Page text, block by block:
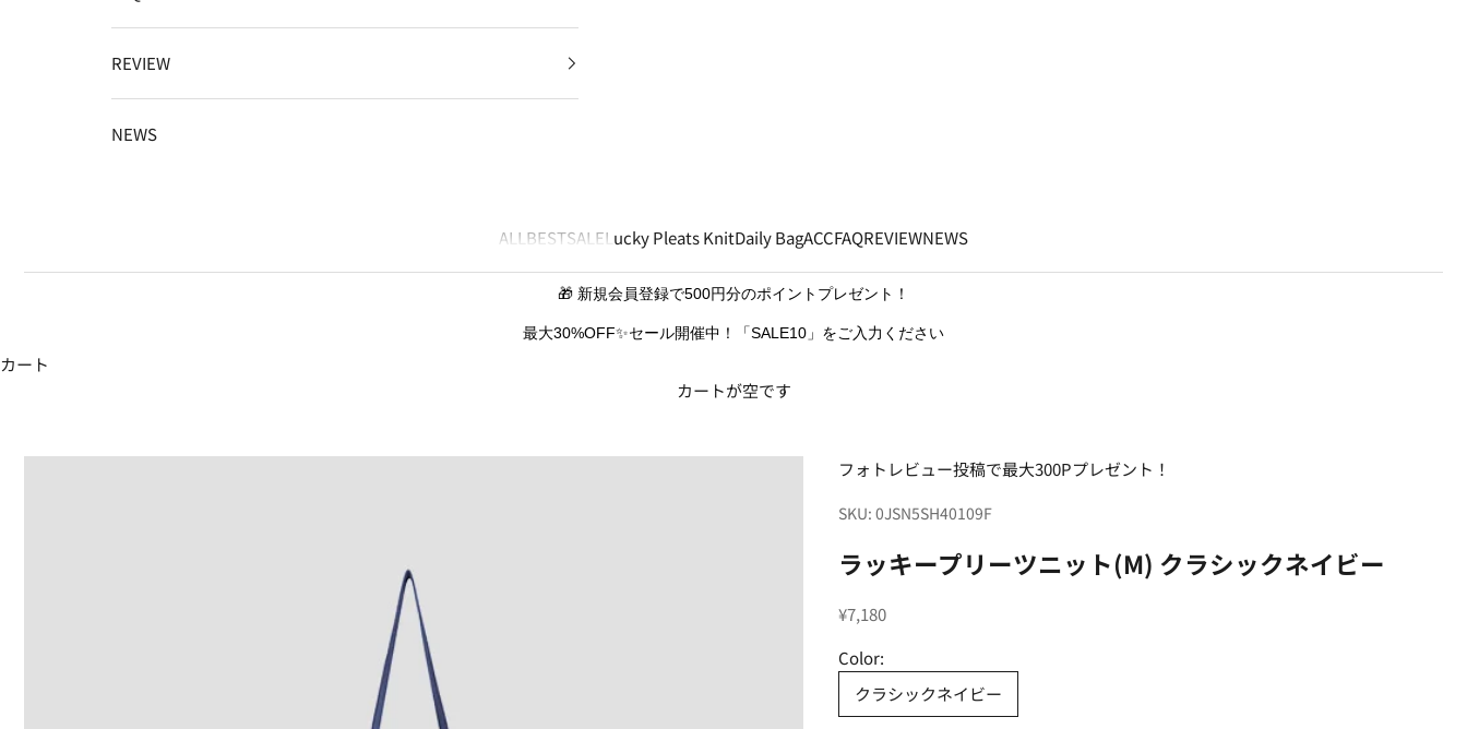
ALL BESTSALELucky Pleats KnitDaily BagACCFAQREVIEWNEWS
REVIEW
NEWS
🎁 新規会員登録で500円分のポイントプレゼント！
最大30%OFF✨セール開催中！「SALE10」をご入力ください
カート
カートが空です
フォトレビュー投稿で最大300Pプレゼント！
SKU: 0JSN5SH40109F
ラッキープリーツニット(M) クラシックネイビー
セール価格
¥7,180
Color:
クラシックネイビー